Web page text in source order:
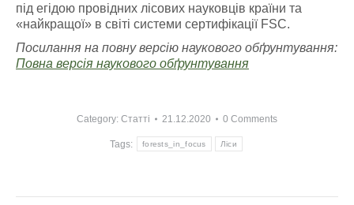
під егідою провідних лісових науковців країни та
«найкращої» в світі системи сертифікації FSC.
Посилання на повну версію наукового обґрунтування:
Повна версія наукового обґрунтування
Category: Статті 21.12.2020 0 Comments
Tags: forests_in_focus Ліси